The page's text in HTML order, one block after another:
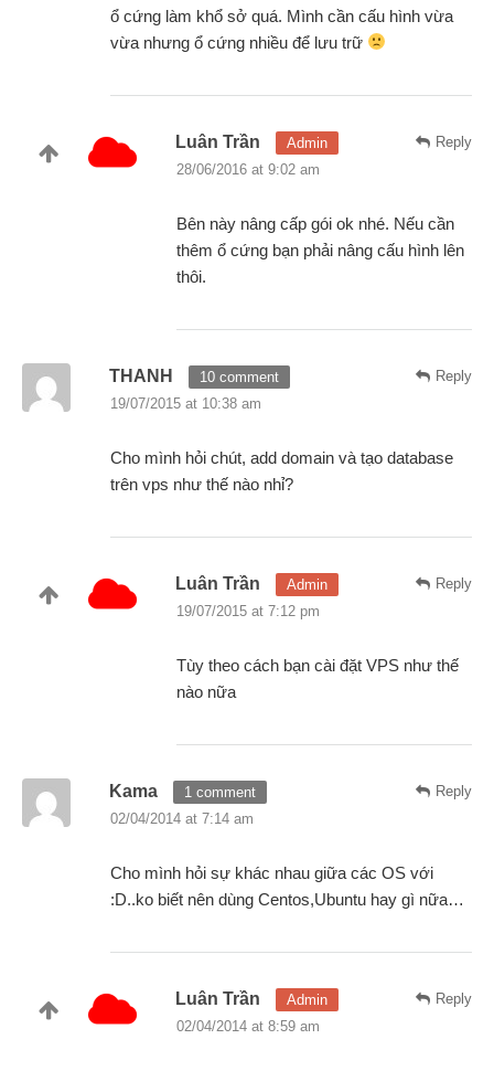
ổ cứng làm khổ sở quá. Mình cần cấu hình vừa
vừa nhưng ổ cứng nhiều để lưu trữ
Reply
Luân Trần
Admin
28/06/2016 at 9:02 am
Bên này nâng cấp gói ok nhé. Nếu cần
thêm ổ cứng bạn phải nâng cấu hình lên
thôi.
Reply
THANH
10 comment
19/07/2015 at 10:38 am
Cho mình hỏi chút, add domain và tạo database
trên vps như thế nào nhỉ?
Reply
Luân Trần
Admin
19/07/2015 at 7:12 pm
Tùy theo cách bạn cài đặt VPS như thế
nào nữa
Reply
Kama
1 comment
02/04/2014 at 7:14 am
Cho mình hỏi sự khác nhau giữa các OS với
:D..ko biết nên dùng Centos,Ubuntu hay gì nữa…
Reply
Luân Trần
Admin
02/04/2014 at 8:59 am